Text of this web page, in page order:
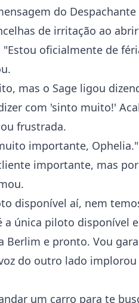
do
de irritação ao
oficialmente de
mas o Sage ligou
com 'sinto muito!'
frustrada.
importante, Ophelia."
importante, mas
disponível aí, nem
a única piloto disponível
Berlim e pronto. Vou
do outro lado
um carro para te